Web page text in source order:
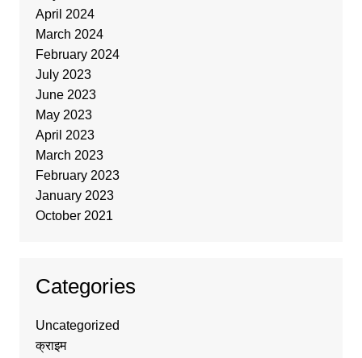
April 2024
March 2024
February 2024
July 2023
June 2023
May 2023
April 2023
March 2023
February 2023
January 2023
October 2021
Categories
Uncategorized
क्राइम